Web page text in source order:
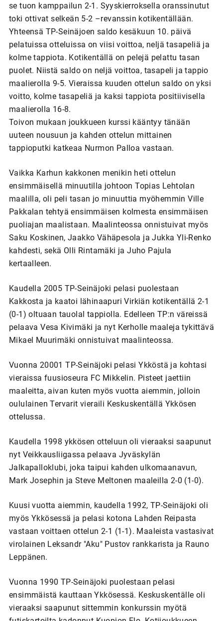
se tuon kamppailun 2-1. Syyskierroksella oranssinutut
toki ottivat selkeän 5-2 –revanssin kotikentällään.
Yhteensä TP-Seinäjoen saldo kesäkuun 10. päivä
pelatuissa otteluissa on viisi voittoa, neljä tasapeliä ja
kolme tappiota. Kotikentällä on pelejä pelattu tasan
puolet. Niistä saldo on neljä voittoa, tasapeli ja tappio
maalierolla 9-5. Vieraissa kuuden ottelun saldo on yksi
voitto, kolme tasapeliä ja kaksi tappiota positiivisella
maalierolla 16-8.
Toivon mukaan joukkueen kurssi kääntyy tänään
uuteen nousuun ja kahden ottelun mittainen
tappioputki katkeaa Nurmon Palloa vastaan.
Vaikka Karhun kakkonen menikin heti ottelun
ensimmäisellä minuutilla johtoon Topias Lehtolan
maalilla, oli peli tasan jo minuuttia myöhemmin Ville
Pakkalan tehtyä ensimmäisen kolmesta ensimmäisen
puoliajan maalistaan. Maalinteossa onnistuivat myös
Saku Koskinen, Jaakko Vähäpesola ja Jukka Yli-Renko
kahdesti, sekä Olli Rintamäki ja Juho Pajula
kertaalleen.
Kaudella 2005 TP-Seinäjoki pelasi puolestaan
Kakkosta ja kaatoi lähinaapuri Virkiän kotikentällä 2-1
(0-1) oltuaan tauolal tappiolla. Edelleen TP:n väreissä
pelaava Vesa Kivimäki ja nyt Kerholle maaleja tykittävä
Mikael Muurimäki onnistuivat maalinteossa.
Vuonna 20001 TP-Seinäjoki pelasi Ykköstä ja kohtasi
vieraissa fuusioseura FC Mikkelin. Pisteet jaettiin
maaleitta, aivan kuten myös vuotta aiemmin, jolloin
oululainen Tervarit vieraili Keskuskentällä Ykkösen
ottelussa.
Kaudella 1998 ykkösen otteluun oli vieraaksi saapunut
nyt Veikkausliigassa pelaava Jyväskylän
Jalkapalloklubi, joka taipui kahden ulkomaanavun,
Mark Josephin ja Steve Meltonen maaleilla 2-0 (1-0).
Kuusi vuotta aiemmin, kaudella 1992, TP-Seinäjoki oli
myös Ykkösessä ja pelasi kotona Lahden Reipasta
vastaan voittaen ottelun 2-1 (1-1). Maaleista vastasivat
virolainen Leksandr "Aku" Pustov rankkarista ja Rauno
Leppänen.
Vuonna 1990 TP-Seinäjoki puolestaan pelasi
ensimmäistä kauttaan Ykkösessä. Keskuskentälle oli
vieraaksi saapunut sittemmin konkurssin myötä